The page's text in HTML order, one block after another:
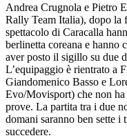
Andrea Crugnola e Pietro
Rally Team Italia), dopo la
spettacolo di Caracalla
berlinetta coreana e hanno
aver posto il sigillo su due
L’equipaggio è rientrato a
Giandomenico Basso e
Evo/Movisport) che non
prove. La partita tra i due
domani saranno ben sette i
succedere.